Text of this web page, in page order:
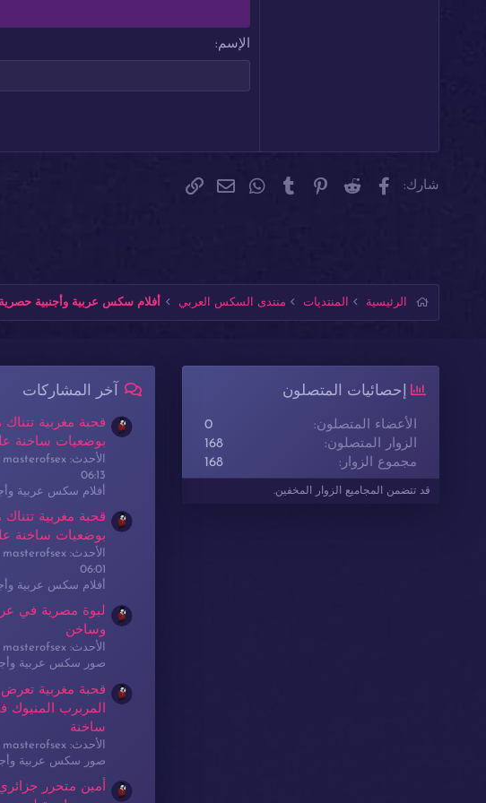
22
Times New Roman
الإسم
شارك: فيسبوكReddit
Pinterest
Tumblr
WhatsAppالبريد الإلكتروني
الرئيسية المنتديات منتدى السكس العربي أفلام سكس عربية وأجنبية حصرية
إحصائيات المتصلون
الأعضاء المتصلون
0
الزوار المتصلون
168
مجموع الزوار
168
قد تتضمن المجاميع الزوار المخفين.
آخر المشاركات
قحبة مغربية
بوضعيات ساخنة
الأحدث: masterofsex
06:13
أفلام سكس عربية
قحبة مغربية
بوضعيات ساخنة على
الأحدث: masterofsex
06:01
أفلام سكس عربية
لبوة مصرية في
وساخن
الأحدث: masterofsex
صور سكس عربية
قحبة مغربية
المربرب المنيوك
ساخنة
الأحدث: masterofsex
صور سكس عربية
أمين متحرر